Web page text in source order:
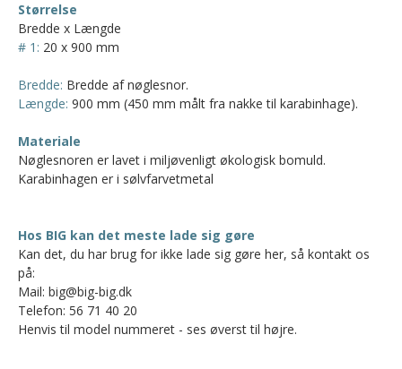
Størrelse
Bredde x Længde
# 1: 20 x 900 mm
Bredde: Bredde af nøglesnor.
Længde: 900 mm (450 mm målt fra nakke til karabinhage).
Materiale
Nøglesnoren er lavet i miljøvenligt økologisk bomuld.
Karabinhagen er i sølvfarvetmetal
Hos BIG kan det meste lade sig gøre
Kan det, du har brug for ikke lade sig gøre her, så kontakt os
på:
Mail: big@big-big.dk
Telefon: 56 71 40 20
Henvis til model nummeret - ses øverst til højre.